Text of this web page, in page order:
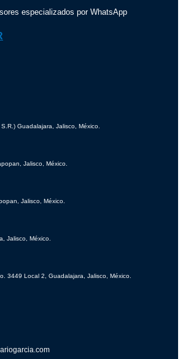
especializados por WhatsApp
Guadalajara, Jalisco, México.
Jalisco, México.
Jalisco, México.
Jalisco, México.
3449 Local 2, Guadalajara, Jalisco, México.